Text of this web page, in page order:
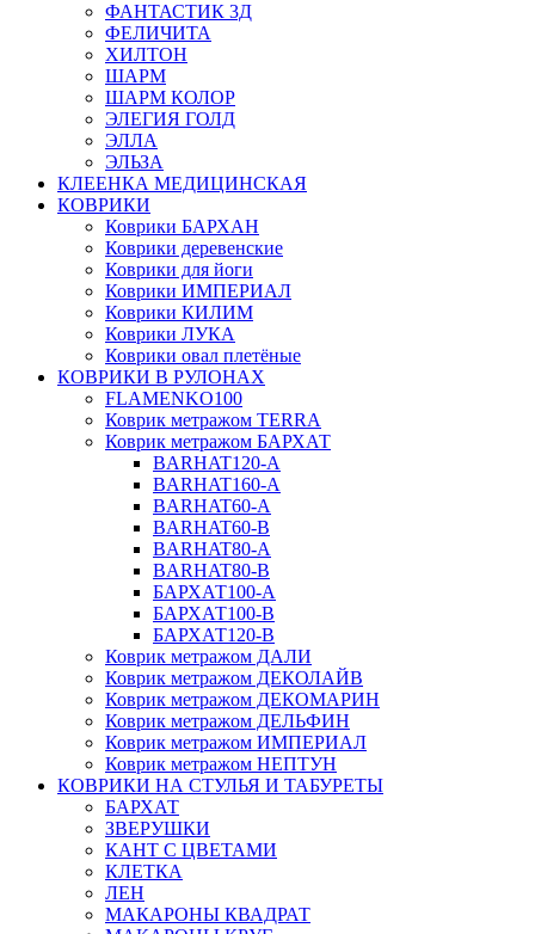
ФАНТАСТИК 3Д
ФЕЛИЧИТА
ХИЛТОН
ШАРМ
ШАРМ КОЛОР
ЭЛЕГИЯ ГОЛД
ЭЛЛА
ЭЛЬЗА
КЛЕЕНКА МЕДИЦИНСКАЯ
КОВРИКИ
Коврики БАРХАН
Коврики деревенские
Коврики для йоги
Коврики ИМПЕРИАЛ
Коврики КИЛИМ
Коврики ЛУКА
Коврики овал плетёные
КОВРИКИ В РУЛОНАХ
FLAMENKO100
Коврик метражом TERRA
Коврик метражом БАРХАТ
BARHAT120-A
BARHAT160-A
BARHAT60-A
BARHAT60-B
BARHAT80-A
BARHAT80-B
БАРХАТ100-A
БАРХАТ100-B
БАРХАТ120-B
Коврик метражом ДАЛИ
Коврик метражом ДЕКОЛАЙВ
Коврик метражом ДЕКОМАРИН
Коврик метражом ДЕЛЬФИН
Коврик метражом ИМПЕРИАЛ
Коврик метражом НЕПТУН
КОВРИКИ НА СТУЛЬЯ И ТАБУРЕТЫ
БАРХАТ
ЗВЕРУШКИ
КАНТ С ЦВЕТАМИ
КЛЕТКА
ЛЕН
МАКАРОНЫ КВАДРАТ